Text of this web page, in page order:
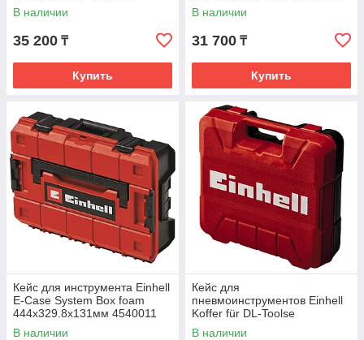
В наличии
35 200 ₸
Купить
В наличии
31 700 ₸
Купить
Кейс для инструмента Einhell
E-Case System Box foam
444х329.8х131мм 4540011
В наличии
Кейс для
пневмоинструментов Einhell
Koffer für DL-Toolse
340х300х100мм 4540040
В наличии